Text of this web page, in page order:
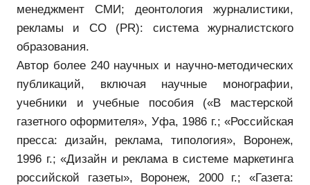
менеджмент СМИ; деонтология журналистики,
рекламы и СО (PR): система журналистского
образования.
Автор более 240 научных и научно-методических
публикаций, включая научные монографии,
учебники и учебные пособия («В мастерской
газетного оформителя», Уфа, 1986 г.; «Российская
пресса: дизайн, реклама, типология», Воронеж,
1996 г.; «Дизайн и реклама в системе маркетинга
российской газеты», Воронеж, 2000 г.; «Газета: